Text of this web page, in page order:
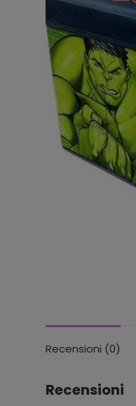
Recensioni (0)
Recensioni